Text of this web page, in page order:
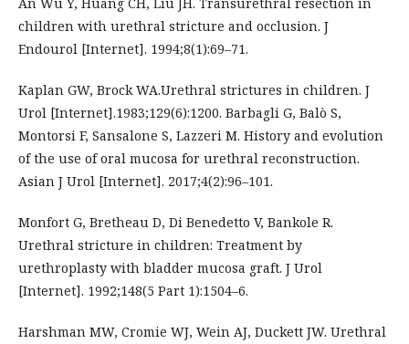
children with urethral stricture and occlusion. J
Endourol [Internet]. 1994;8(1):69–71.
Kaplan GW, Brock WA.Urethral strictures in children. J
Urol [Internet].1983;129(6):1200. Barbagli G, Balò S,
Montorsi F, Sansalone S, Lazzeri M. History and evolution
of the use of oral mucosa for urethral reconstruction.
Asian J Urol [Internet]. 2017;4(2):96–101.
Monfort G, Bretheau D, Di Benedetto V, Bankole R.
Urethral stricture in children: Treatment by
urethroplasty with bladder mucosa graft. J Urol
[Internet]. 1992;148(5 Part 1):1504–6.
Harshman MW, Cromie WJ, Wein AJ, Duckett JW. Urethral